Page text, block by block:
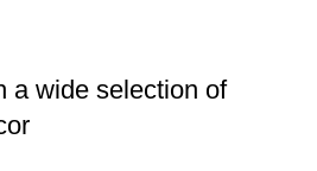
a wide selection of